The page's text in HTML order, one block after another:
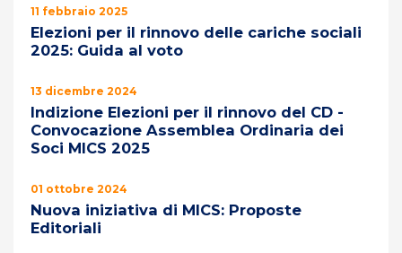
11 febbraio 2025
Elezioni per il rinnovo delle cariche sociali
2025: Guida al voto
13 dicembre 2024
Indizione Elezioni per il rinnovo del CD -
Convocazione Assemblea Ordinaria dei
Soci MICS 2025
01 ottobre 2024
Nuova iniziativa di MICS: Proposte
Editoriali